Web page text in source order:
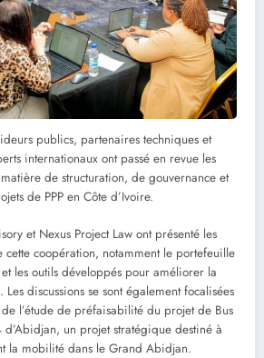
publics, partenaires techniques et
internationaux ont passé en revue les
de structuration, de gouvernance et
de PPP en Côte d’Ivoire.
et Nexus Project Law ont présenté les
cette coopération, notamment le portefeuille
les outils développés pour améliorer la
discussions se sont également focalisées
l’étude de préfaisabilité du projet de Bus
d’Abidjan, un projet stratégique destiné à
la mobilité dans le Grand Abidjan.